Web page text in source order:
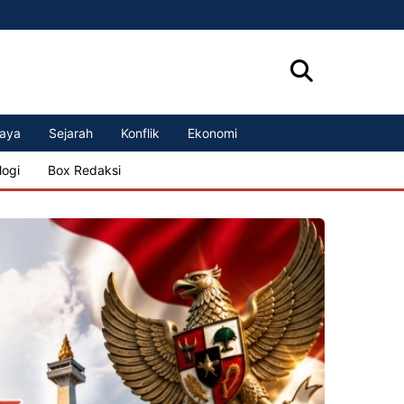
Sejarah Konflik Ekonomi
Box Redaksi